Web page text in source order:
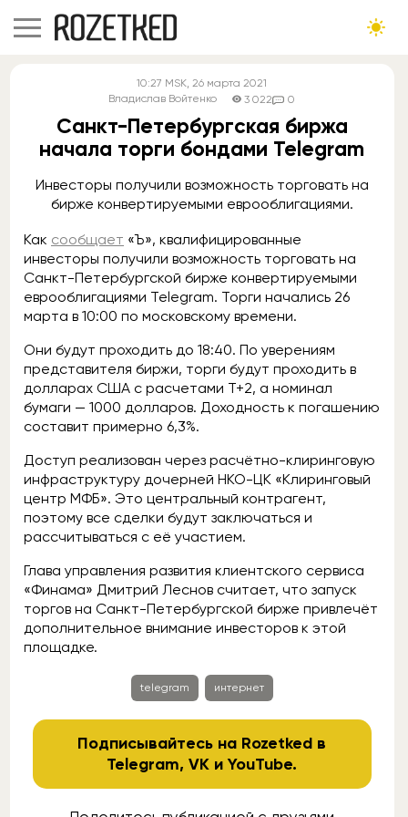
10:27 MSK, 26 марта 2021
Владислав Войтенко
3 022 0
Санкт-Петербургская биржа
начала торги бондами Telegram
Инвесторы получили возможность торговать на
бирже конвертируемыми еврооблигациями.
Как сообщает «Ъ», квалифицированные
инвесторы получили возможность торговать на
Санкт-Петербургской бирже конвертируемыми
еврооблигациями Telegram. Торги начались 26
марта в 10:00 по московскому времени.
Они будут проходить до 18:40. По уверениям
представителя биржи, торги будут проходить в
долларах США с расчетами Т+2, а номинал
бумаги — 1000 долларов. Доходность к погашению
составит примерно 6,3%.
Доступ реализован через расчётно-клиринговую
инфраструктуру дочерней НКО-ЦК «Клиринговый
центр МФБ». Это центральный контрагент,
поэтому все сделки будут заключаться и
рассчитываться с её участием.
Глава управления развития клиентского сервиса
«Финама» Дмитрий Леснов считает, что запуск
торгов на Санкт-Петербургской бирже привлечёт
дополнительное внимание инвесторов к этой
площадке.
telegram интернет
Подписывайтесь на Rozetked в
Telegram,VK иYouTube.